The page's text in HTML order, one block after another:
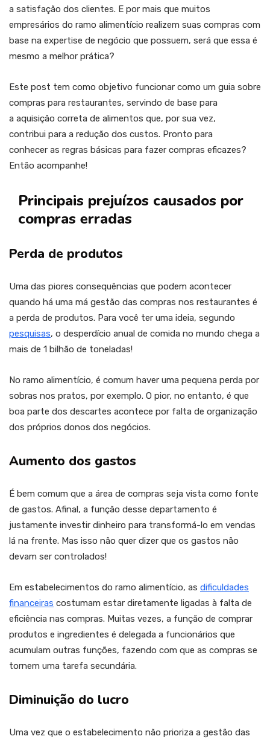
a satisfação dos clientes. E por mais que muitos
empresários do ramo alimentício realizem suas compras com
base na expertise de negócio que possuem, será que essa é
mesmo a melhor prática?
Este post tem como objetivo funcionar como um guia sobre
compras para restaurantes, servindo de base para
a aquisição correta de alimentos que, por sua vez,
contribui para a redução dos custos. Pronto para
conhecer as regras básicas para fazer compras eficazes?
Então acompanhe!
Principais prejuízos causados por
compras erradas
Perda de produtos
Uma das piores consequências que podem acontecer
quando há uma má gestão das compras nos restaurantes é
a perda de produtos. Para você ter uma ideia, segundo
pesquisas, o desperdício anual de comida no mundo chega a
mais de 1 bilhão de toneladas!
No ramo alimentício, é comum haver uma pequena perda por
sobras nos pratos, por exemplo. O pior, no entanto, é que
boa parte dos descartes acontece por falta de organização
dos próprios donos dos negócios.
Aumento dos gastos
É bem comum que a área de compras seja vista como fonte
de gastos. Afinal, a função desse departamento é
justamente investir dinheiro para transformá-lo em vendas
lá na frente. Mas isso não quer dizer que os gastos não
devam ser controlados!
Em estabelecimentos do ramo alimentício, as dificuldades
financeiras costumam estar diretamente ligadas à falta de
eficiência nas compras. Muitas vezes, a função de comprar
produtos e ingredientes é delegada a funcionários que
acumulam outras funções, fazendo com que as compras se
tornem uma tarefa secundária.
Diminuição do lucro
Uma vez que o estabelecimento não prioriza a gestão das